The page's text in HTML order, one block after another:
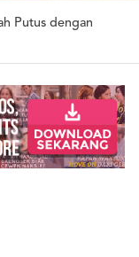
Putus dengan